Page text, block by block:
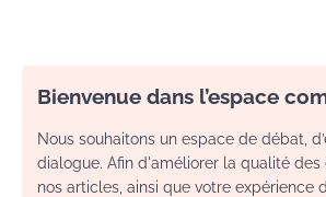
Bienvenue dans l’espace
Nous souhaitons un espace de débat,
dialogue. Afin d'améliorer la qualité des
nos articles, ainsi que votre expérience